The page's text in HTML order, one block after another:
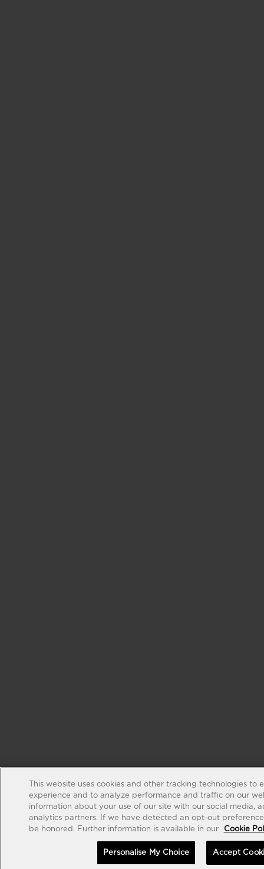
This website uses cookies and other tracking technologies to
experience and to analyze performance and traffic on our
information about your use of our site with our social media,
analytics partners. If we have detected an opt-out
be honored. Further information is available in our
Cookie
Personalise My Choice Accept